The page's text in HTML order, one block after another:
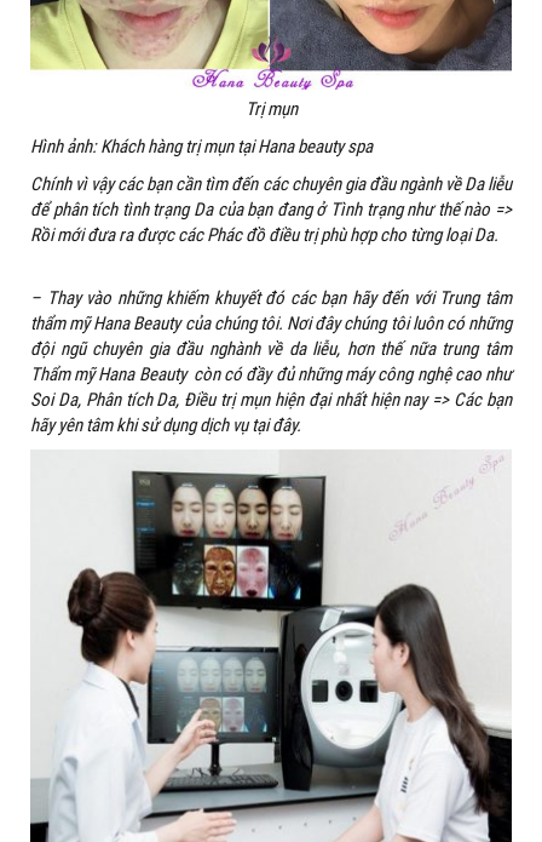
Trị mụn
Hình ảnh: Khách hàng trị mụn tại Hana beauty spa
Chính vì vậy các bạn cần tìm đến các chuyên gia đầu ngành về Da liễu
để phân tích tình trạng Da của bạn đang ở Tình trạng như thế nào =>
Rồi mới đưa ra được các Phác đồ điều trị phù hợp cho từng loại Da.
– Thay vào những khiếm khuyết đó các bạn hãy đến với Trung tâm
thẩm mỹ Hana Beauty của chúng tôi. Nơi đây chúng tôi luôn có những
đội ngũ chuyên gia đầu nghành về da liễu, hơn thế nữa trung tâm
Thẩm mỹ Hana Beauty còn có đầy đủ những máy công nghệ cao như
Soi Da, Phân tích Da, Điều trị mụn hiện đại nhất hiện nay => Các bạn
hãy yên tâm khi sử dụng dịch vụ tại đây.